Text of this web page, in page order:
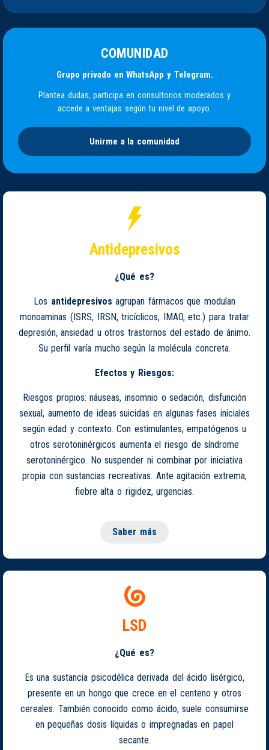
COMUNIDAD
Grupo privado en WhatsApp y Telegram.
Plantea dudas, participa en consultorios moderados y
accede a ventajas según tu nivel de apoyo.
Unirme a la comunidad
Antidepresivos
¿Qué es?
Los antidepresivos agrupan fármacos que modulan
monoaminas (ISRS, IRSN, tricíclicos, IMAO, etc.) para tratar
depresión, ansiedad u otros trastornos del estado de ánimo.
Su perfil varía mucho según la molécula concreta.
Efectos y Riesgos:
Riesgos propios: náuseas, insomnio o sedación, disfunción
sexual, aumento de ideas suicidas en algunas fases iniciales
según edad y contexto. Con estimulantes, empatógenos u
otros serotoninérgicos aumenta el riesgo de síndrome
serotoninérgico. No suspender ni combinar por iniciativa
propia con sustancias recreativas. Ante agitación extrema,
fiebre alta o rigidez, urgencias.
Saber más
LSD
¿Qué es?
Es una sustancia psicodélica derivada del ácido lisérgico,
presente en un hongo que crece en el centeno y otros
cereales. También conocido como ácido, suele consumirse
en pequeñas dosis líquidas o impregnadas en papel
secante.